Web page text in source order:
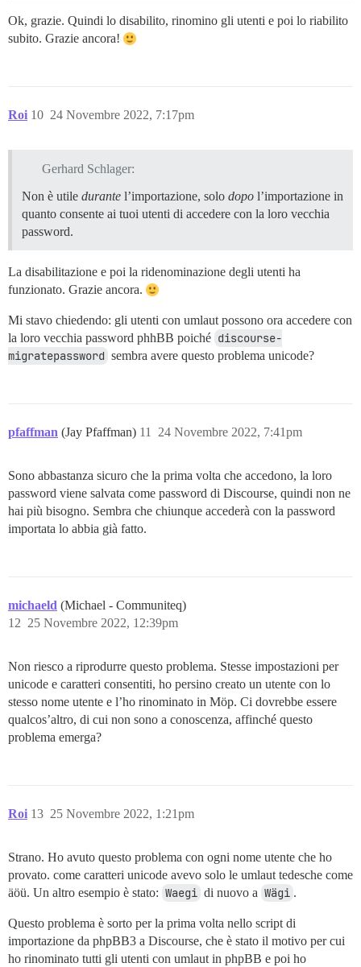
Ok, grazie. Quindi lo disabilito, rinomino gli utenti e poi lo riabilito
subito. Grazie ancora!
Roi 24 Novembre 2022, 7:17pm
10
Gerhard Schlager:
Non è utile durante l’importazione, solo dopo l’importazione in
quanto consente ai tuoi utenti di accedere con la loro vecchia
password.
La disabilitazione e poi la ridenominazione degli utenti ha
funzionato. Grazie ancora.
Mi stavo chiedendo: gli utenti con umlaut possono ora accedere con
la loro vecchia password phhBB poiché discourse-
migratepassword sembra avere questo problema unicode?
pfaffman (Jay Pfaffman) 24 Novembre 2022, 7:41pm
11
Sono abbastanza sicuro che la prima volta che accedono, la loro
password viene salvata come password di Discourse, quindi non ne
hai più bisogno. Sembra che chiunque accederà con la password
importata lo abbia già fatto.
michaeld (Michael - Communiteq)
25 Novembre 2022, 12:39pm
12
Non riesco a riprodurre questo problema. Stesse impostazioni per
unicode e caratteri consentiti, ho persino creato un utente con lo
stesso nome utente e l’ho rinominato in Möp. Ci dovrebbe essere
qualcos’altro, di cui non sono a conoscenza, affinché questo
problema emerga?
Roi 25 Novembre 2022, 1:21pm
13
Strano. Ho avuto questo problema con ogni nome utente che ho
provato. come caratteri unicode avevo solo le umlaut tedesche come
äöü. Un altro esempio è stato: Waegi di nuovo a Wägi .
Questo problema è sorto per la prima volta nello script di
importazione da phpBB3 a Discourse, che è stato il motivo per cui
ho rinominato tutti gli utenti con umlaut in phpBB e poi ho